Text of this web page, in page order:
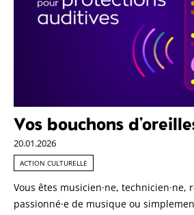
Vos bouchons
20.01.2026
ACTION CULTURELLE
Vous êtes musicien·ne, technicien·ne,
passionné·e de musique ou